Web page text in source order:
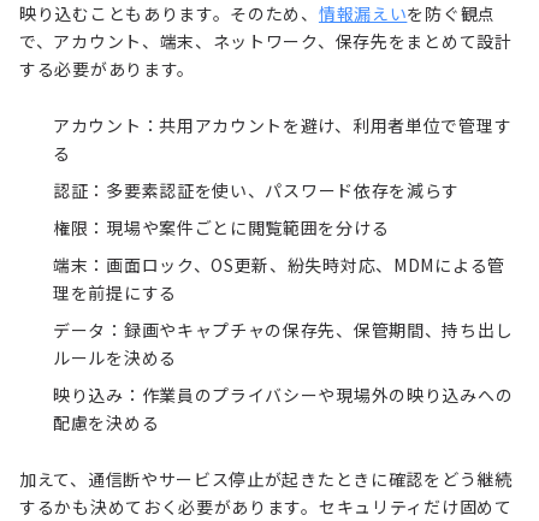
映り込むこともあります。そのため、 情報漏えいを防ぐ観点
で、アカウント、端末、ネットワーク、保存先をまとめて設計
する必要があります。
アカウント：共用アカウントを避け、利用者単位で管理す
る
認証： 多要素認証を使い、パスワード依存を減らす
権限：現場や案件ごとに閲覧範囲を分ける
端末：画面ロック、OS更新、紛失時対応、 MDM による管
理を前提にする
データ：録画やキャプチャの保存先、保管期間、持ち出し
ルールを決める
映り込み：作業員のプライバシーや現場外の映り込みへの
配慮を決める
加えて、通信断やサービス停止が起きたときに確認をどう継続
するかも決めておく必要があります。セキュリティだけ固めて